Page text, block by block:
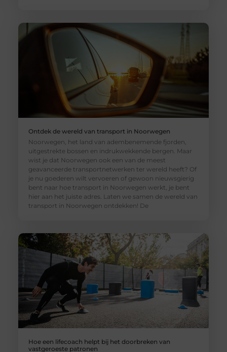
Ontdek de wereld van transport in Noorwegen
Noorwegen, het land van adembenemende fjorden,
uitgestrekte bossen en indrukwekkende bergen. Maar
wist je dat Noorwegen ook een van de meest
geavanceerde transportnetwerken ter wereld heeft? Of
je nu goederen wilt vervoeren of gewoon nieuwsgierig
bent naar hoe transport in Noorwegen werkt, je bent
hier aan het juiste adres. Laten we samen de wereld van
transport in Noorwegen ontdekken! De
Hoe een lifecoach helpt bij het doorbreken van
vastgeroeste patronen